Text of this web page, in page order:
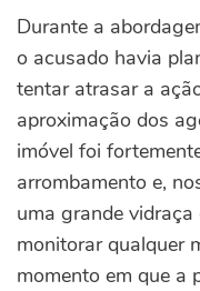
Durante a
o acusado havia
tentar atrasar a
aproximação dos
imóvel foi
arrombamento e,
uma grande
monitorar qualquer
momento em que a